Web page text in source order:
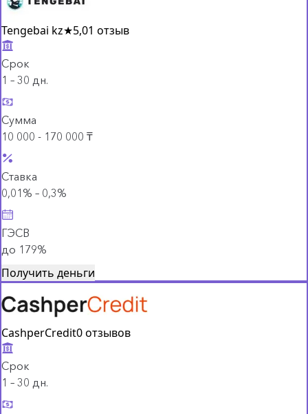
Tengebai kz★5,01 отзыв
Срок
1 – 30 дн.
Сумма
10 000 - 170 000 ₸
Ставка
0,01% – 0,3%
ГЭСВ
до 179%
Получить деньги
CashperCredit0 отзывов
Срок
1 – 30 дн.